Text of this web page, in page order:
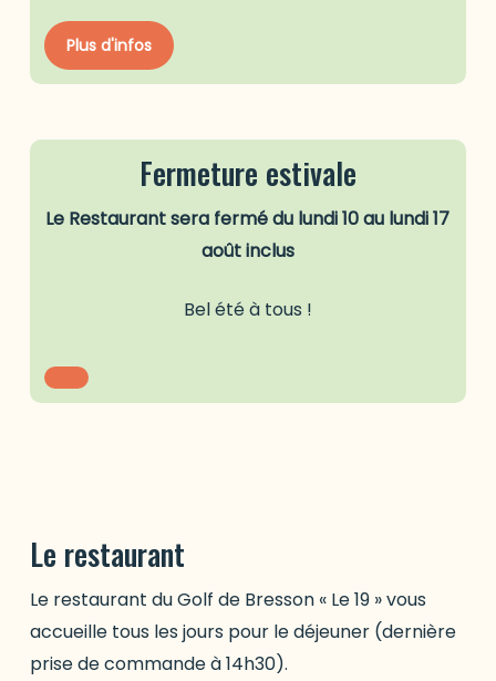
Plus d'infos
Fermeture estivale
Le Restaurant sera fermé du lundi 10 au lundi 17
août inclus
Bel été à tous !
Le restaurant
Le restaurant du Golf de Bresson « Le 19 » vous
accueille tous les jours pour le déjeuner (dernière
prise de commande à 14h30).